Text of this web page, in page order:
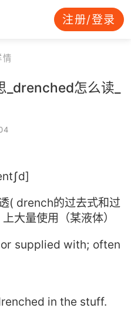
注册/登录
情
怎么读_
( drench的过去式和过
大量使用（某液体）
supplied with; often
in the stuff.